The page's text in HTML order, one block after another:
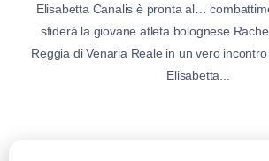
Elisabetta Canalis è pronta al…
sfiderà la giovane atleta bolognese
Reggia di Venaria Reale in un vero
Elisabetta...